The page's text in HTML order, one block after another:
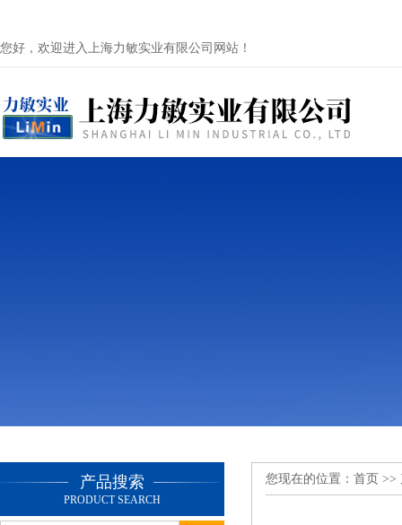
您好，欢迎进入上海力敏实业有限公司网站！
产品搜索
PRODUCT SEARCH
您现在的位置： 首页 >>